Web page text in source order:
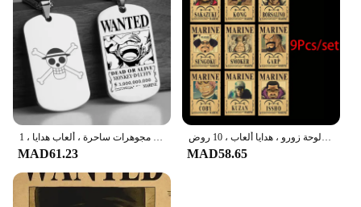
MAD61.23 MAD58.65